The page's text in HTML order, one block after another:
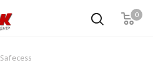
0
Safecess